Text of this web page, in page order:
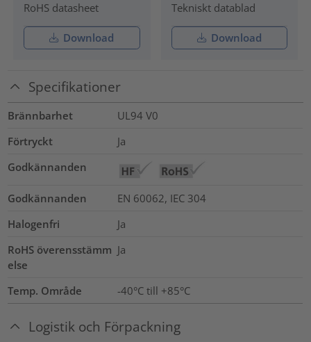
RoHS datasheet
Download
Tekniskt datablad
Download
Specifikationer
Brännbarhet
UL94 V0
Förtryckt
Ja
Godkännanden
Godkännanden
EN 60062, IEC 304
Halogenfri
Ja
RoHS överensstämm
else
Ja
Temp. Område -40°C till +85°C
Logistik och Förpackning